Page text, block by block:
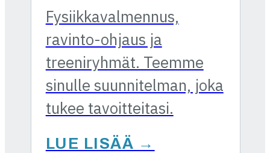
Fysiikkavalmennus,
ravinto-ohjaus ja
treeniryhmät. Teemme
sinulle suunnitelman, joka
tukee tavoitteitasi.
LUE LISÄÄ →